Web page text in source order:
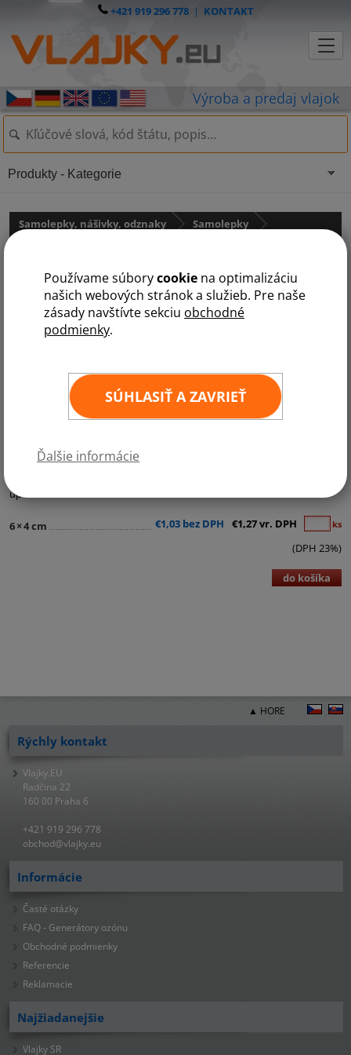
Používame súborycookie na optimalizáciu
našich webových stránok a služieb. Pre naše
zásady navštívte sekciu obchodné
podmienky.
SÚHLASIŤ A ZAVRIEŤ
Ďalšie informácie
+421 919 296 778| KONTAKT
Samolepky, nášivky, odznaky
Samolepky
Samolepka - vlajka Španielsko
Kategórie:
úprava.
6×4 cm €1,03 bez DPH €1,27 vr. DPH ks
(DPH 23%)
do košíka
Produkty - Kategorie
▲ HORE
Rýchly kontakt
Vlajky.EU
Radčina 22
160 00 Praha 6
+421 919 296 778
obchod@vlajky.eu
Informácie
Časté otázky
FAQ - Generátory ozónu
Obchodné podmienky
Referencie
Reklamacie
Najžiadanejšie
Vlajky SR